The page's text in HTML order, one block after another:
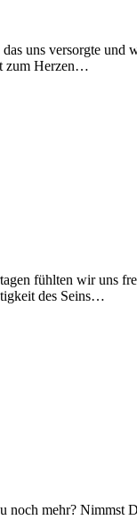
zum Herzen…
fühlten wir uns
des Seins…
noch mehr? Nimmst